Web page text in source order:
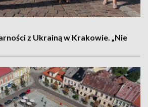
z Ukrainą w Krakowie. „Nie